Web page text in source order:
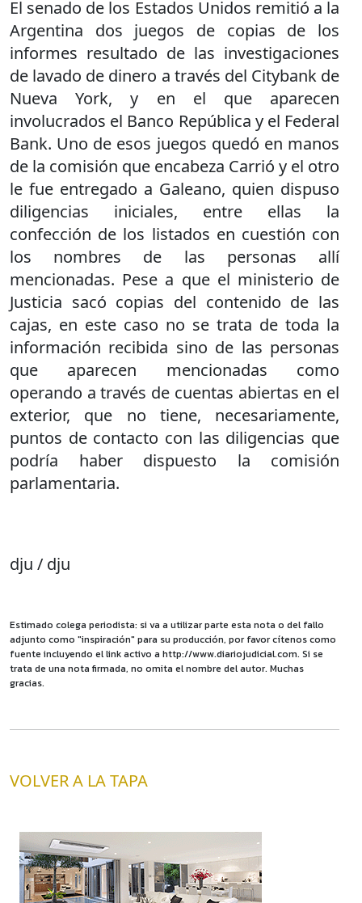
El senado de los Estados Unidos remitió a la
Argentina dos juegos de copias de los
informes resultado de las investigaciones
de lavado de dinero a través del Citybank de
Nueva York, y en el que aparecen
involucrados el Banco República y el Federal
Bank. Uno de esos juegos quedó en manos
de la comisión que encabeza Carrió y el otro
le fue entregado a Galeano, quien dispuso
diligencias iniciales, entre ellas la
confección de los listados en cuestión con
los nombres de las personas allí
mencionadas. Pese a que el ministerio de
Justicia sacó copias del contenido de las
cajas, en este caso no se trata de toda la
información recibida sino de las personas
que aparecen mencionadas como
operando a través de cuentas abiertas en el
exterior, que no tiene, necesariamente,
puntos de contacto con las diligencias que
podría haber dispuesto la comisión
parlamentaria.
dju / dju
Estimado colega periodista: si va a utilizar parte esta nota o del fallo
adjunto como "inspiración" para su producción, por favor cítenos como
fuente incluyendo el link activo a http://www.diariojudicial.com. Si se
trata de una nota firmada, no omita el nombre del autor. Muchas
gracias.
VOLVER A LA TAPA